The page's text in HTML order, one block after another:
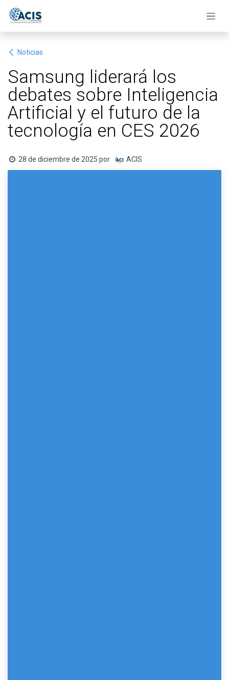
Noticias
Samsung liderará los
debates sobre Inteligencia
Artificial y el futuro de la
tecnología en CES 2026
28 de diciembre de 2025 por ACIS